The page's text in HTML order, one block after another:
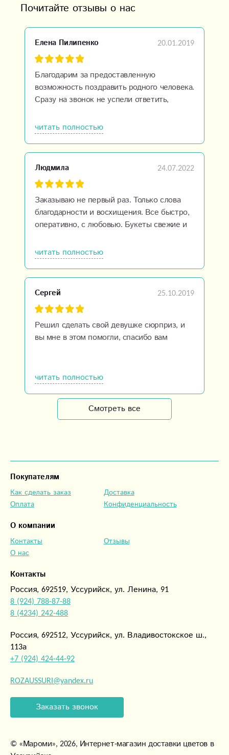
Почитайте отзывы о нас
Елена Пилипенко 20.01.2019
Благодарим за предоставленную
возможность поздравить родного человека.
Сразу на звонок не успели ответить,
отнеслась к нашим просьбам Людмила,
уточняла несколько раз наши пожелания:
оплаты на карту.Только благодарности!
читать полностью
Людмила 24.07.2022
Заказываю не первый раз. Только слова
благодарности и восхищения. Все быстро,
оперативно, с любовью. Букеты свежие и
Доставка моментально и не важно из
какого города обратился и в какое время.
читать полностью
Сергей 25.10.2019
Решил сделать свой девушке сюрприз, и
вы мне в этом помогли, спасибо вам
читать полностью
Смотреть все
Контакты
Россия, 692519, Уссурийск, ул. Ленина, 91
8 (924) 788-87-88
8 (4234) 242-488
Россия, 692512, Уссурийск, ул. Владивостокское ш.,
113а
+7 (924) 424-44-92
ROZAUSSURI@yandex.ru
Заказать звонок
Покупателям
Как сделать заказ
Оплата
Доставка
Конфиденциальность
О компании
Контакты
О нас
Отзывы
© «Мароми», 2026, Интернет-магазин доставки цветов в